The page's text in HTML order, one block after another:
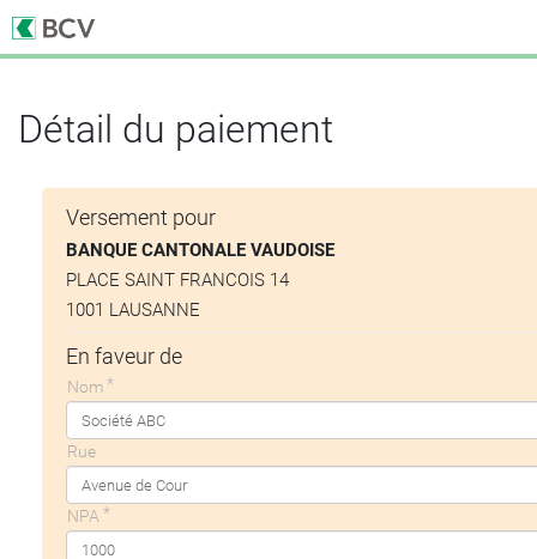
Détail du paiement
Versement pour
BANQUE CANTONALE VAUDOISE
PLACE SAINT FRANCOIS 14
1001 LAUSANNE
En faveur de
Nom
Rue
NPA